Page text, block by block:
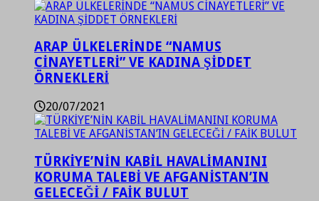
ARAP ÜLKELERİNDE “NAMUS
CİNAYETLERİ” VE KADINA ŞİDDET
ÖRNEKLERİ
20/07/2021
TÜRKİYE’NİN KABİL HAVALİMANINI
KORUMA TALEBİ VE AFGANİSTAN’IN
GELECEĞİ / FAİK BULUT